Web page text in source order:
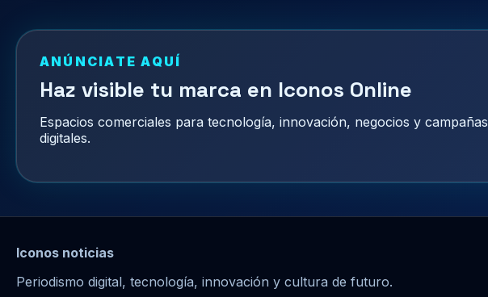
ANÚNCIATE AQUÍ
Haz visible tu marca en Iconos Online
Espacios comerciales para tecnología, innovación, negocios y campañas
digitales.
Iconos noticias
Periodismo digital, tecnología, innovación y cultura de futuro.